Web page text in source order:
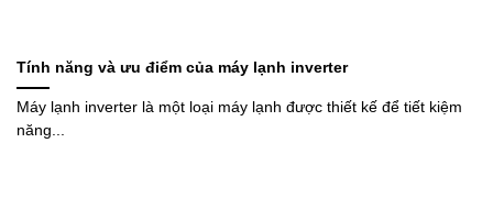
Tính năng và ưu điểm của máy lạnh inverter
Máy lạnh inverter là một loại máy lạnh được thiết kế để tiết kiệm
năng...